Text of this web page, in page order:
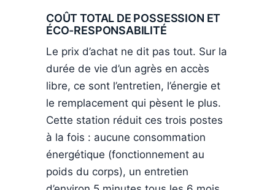
COÛT TOTAL DE POSSESSION ET
ÉCO-RESPONSABILITÉ
Le prix d’achat ne dit pas tout. Sur la
durée de vie d’un agrès en accès
libre, ce sont l’entretien, l’énergie et
le remplacement qui pèsent le plus.
Cette station réduit ces trois postes
à la fois : aucune consommation
énergétique (fonctionnement au
poids du corps), un entretien